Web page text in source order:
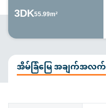
3DK55.99m²
အိမ်ခြံမြေ အချက်အလက်